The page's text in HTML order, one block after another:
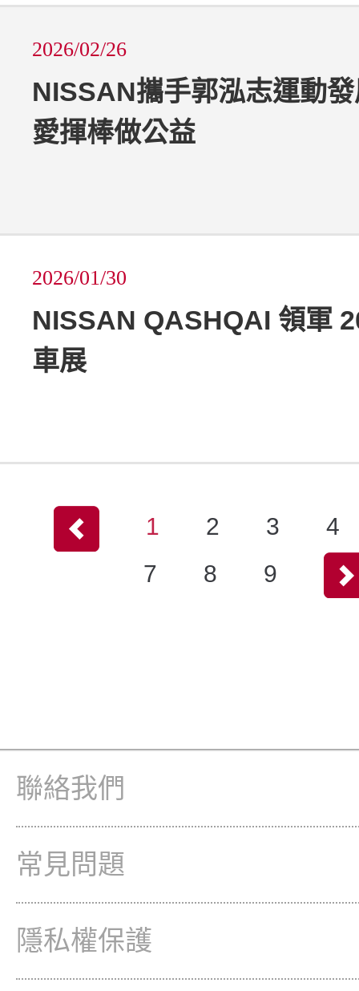
2026/02/26
NISSAN攜手郭泓志運動
愛揮棒做公益
2026/01/30
NISSAN QASHQAI 領軍
車展
1 2 3
4
7
8 9
聯絡我們
常見問題
隱私權保護